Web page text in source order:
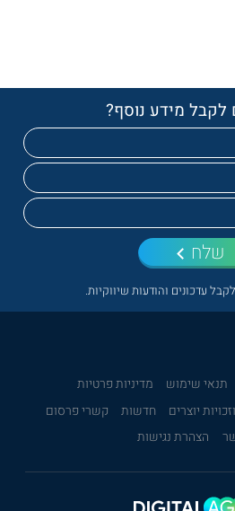
לקבל מידע נוסף?
עדכונים והודעות שיווקיות.
שלח
תנאי שימוש
מדיניות פרטיות
יוצרים
חדשות
קשרי פרסום
הצהרת נגישות